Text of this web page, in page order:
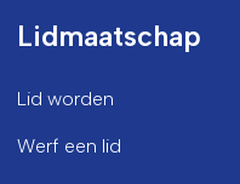
Lidmaatschap
Lid worden
Werf een lid